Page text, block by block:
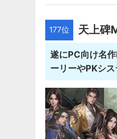
177位 天上碑
遂にPC向け名
ーリーやPKシス